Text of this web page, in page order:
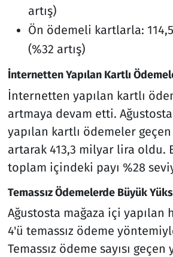
artış)
Ön ödemeli kartlarla:
(%32 artış)
İnternetten Yapılan Kartlı
İnternetten yapılan kartlı
artmaya devam etti.
yapılan kartlı ödemeler geçen
artarak 413,3 milyar lira oldu.
toplam içindeki payı %28
Temassız Ödemelerde Büyük
Ağustosta mağaza içi yapılan
4'ü temassız ödeme
Temassız ödeme sayısı geçen